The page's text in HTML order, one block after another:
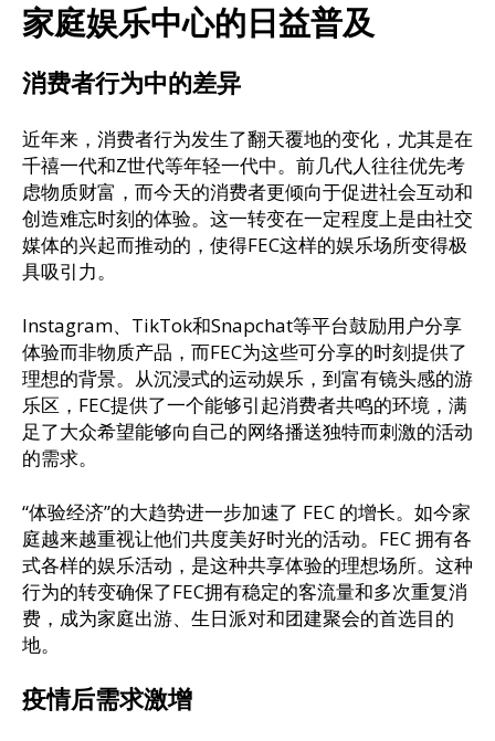
家庭娱乐中心的日益普及
消费者行为中的差异
近年来，消费者行为发生了翻天覆地的变化，尤其是在
千禧一代和Z世代等年轻一代中。前几代人往往优先考
虑物质财富，而今天的消费者更倾向于促进社会互动和
创造难忘时刻的体验。这一转变在一定程度上是由社交
媒体的兴起而推动的，使得FEC这样的娱乐场所变得极
具吸引力。
Instagram、TikTok和Snapchat等平台鼓励用户分享
体验而非物质产品，而FEC为这些可分享的时刻提供了
理想的背景。从沉浸式的运动娱乐，到富有镜头感的游
乐区，FEC提供了一个能够引起消费者共鸣的环境，满
足了大众希望能够向自己的网络播送独特而刺激的活动
的需求。
“体验经济”的大趋势进一步加速了 FEC 的增长。如今家
庭越来越重视让他们共度美好时光的活动。FEC 拥有各
式各样的娱乐活动，是这种共享体验的理想场所。这种
行为的转变确保了FEC拥有稳定的客流量和多次重复消
费，成为家庭出游、生日派对和团建聚会的首选目的
地。
疫情后需求激增